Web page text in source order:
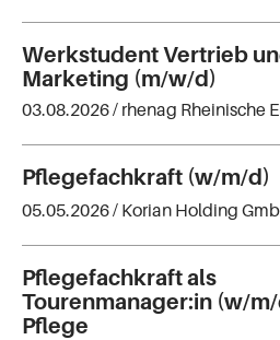
Werkstudent Vertrieb
Marketing (m/w/d)
03.08.2026 / rhenag Rheinische
Pflegefachkraft (w/m/d)
05.05.2026 / Korian Holding
Pflegefachkraft als
Tourenmanager:in (w/
Pflege